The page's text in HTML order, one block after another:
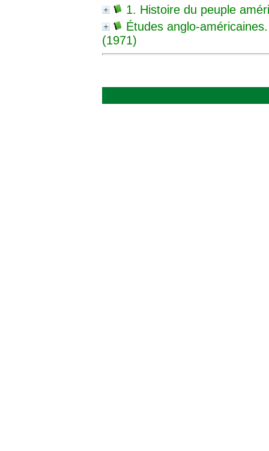
1. Histoire du peuple
Études anglo-
(1971)